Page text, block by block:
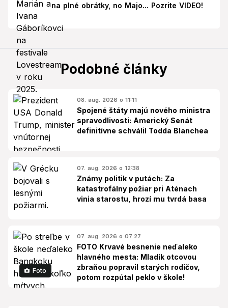
na plné obrátky, no Majo... Pozrite VIDEO!
Podobné články
08. aug. 2026 o 11:11
Spojené štáty majú nového ministra
spravodlivosti: Americký Senát
definitívne schválil Todda Blanchea
07. aug. 2026 o 12:38
Známy politik v putách: Za
katastrofálny požiar pri Aténach
vinia starostu, hrozí mu tvrdá basa
Foto
07. aug. 2026 o 07:27
FOTO Krvavé besnenie neďaleko
hlavného mesta: Mladík otcovou
zbraňou popravil starých rodičov,
potom rozpútal peklo v škole!